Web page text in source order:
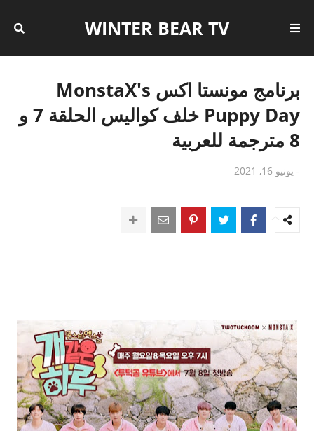
WINTER BEAR TV
برنامج مونستا اكس MonstaX's
Puppy Day خلف كواليس الحلقة 7 و
8 مترجمة للعربية
- يونيو 16, 2021